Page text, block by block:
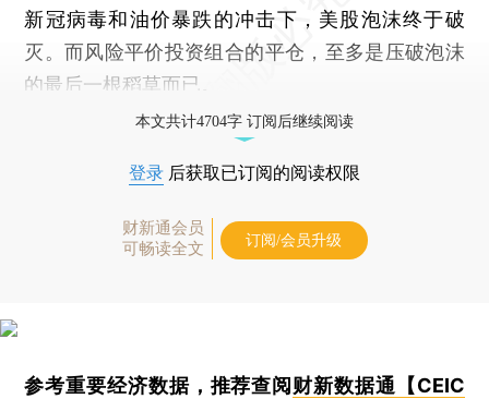
新冠病毒和油价暴跌的冲击下，美股泡沫终于破
灭。而风险平价投资组合的平仓，至多是压破泡沫
的最后一根稻草而已。
本文共计4704字 订阅后继续阅读
登录 后获取已订阅的阅读权限
财新通会员
可畅读全文
订阅/会员升级
参考重要经济数据，推荐查阅 财新数据通【CEIC